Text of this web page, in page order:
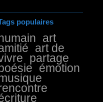
populaires
art
art de
partage
émotion